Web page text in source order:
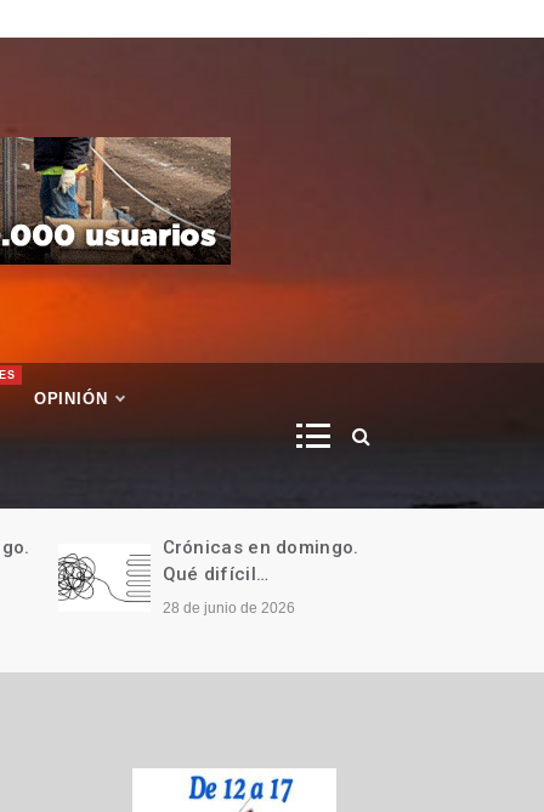
OPINIÓN
Crónicas en domingo.
Qué difícil…
28 de junio de 2026